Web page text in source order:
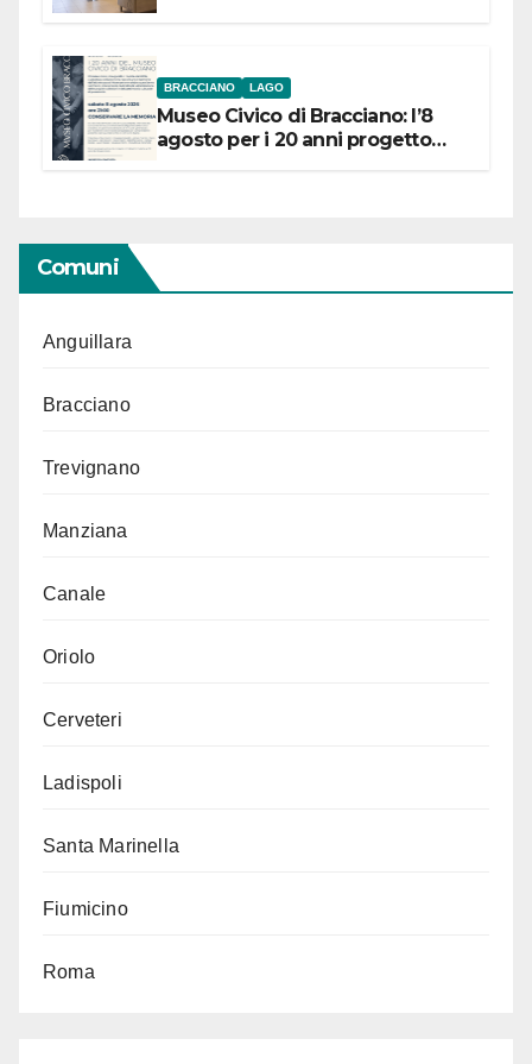
BRACCIANO LAGO
Museo Civico di Bracciano: l’8
agosto per i 20 anni progetto
Comuni
Anguillara
Bracciano
Trevignano
Manziana
Canale
Oriolo
Cerveteri
Ladispoli
Santa Marinella
Fiumicino
Roma